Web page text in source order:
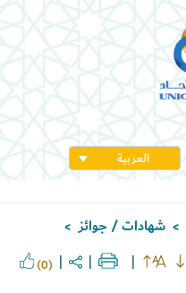
العربية
> شهادات / جوائز >
(0)